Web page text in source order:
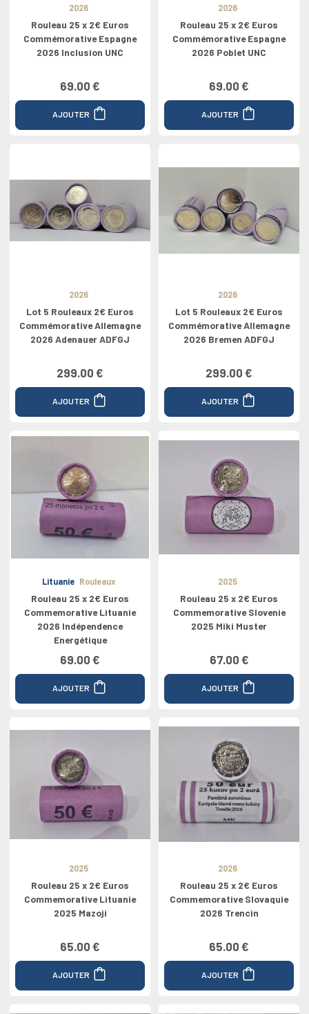
2026
Rouleau 25 x 2€ Euros
Commémorative Espagne
2026 Inclusion UNC
69.00 €
AJOUTER
2026
Rouleau 25 x 2€ Euros
Commémorative Espagne
2026 Poblet UNC
69.00 €
AJOUTER
2026
Lot 5 Rouleaux 2€ Euros
Commémorative Allemagne
2026 Adenauer ADFGJ
299.00 €
AJOUTER
2026
Lot 5 Rouleaux 2€ Euros
Commémorative Allemagne
2026 Bremen ADFGJ
299.00 €
AJOUTER
Lituanie Rouleaux
Rouleau 25 x 2€ Euros
Commemorative Lituanie
2026 Indépendence
Energétique
69.00 €
AJOUTER
2025
Rouleau 25 x 2€ Euros
Commemorative Slovenie
2025 Miki Muster
67.00 €
AJOUTER
2025
Rouleau 25 x 2€ Euros
Commemorative Lituanie
2025 Mazoji
65.00 €
AJOUTER
2026
Rouleau 25 x 2€ Euros
Commemorative Slovaquie
2026 Trencin
65.00 €
AJOUTER